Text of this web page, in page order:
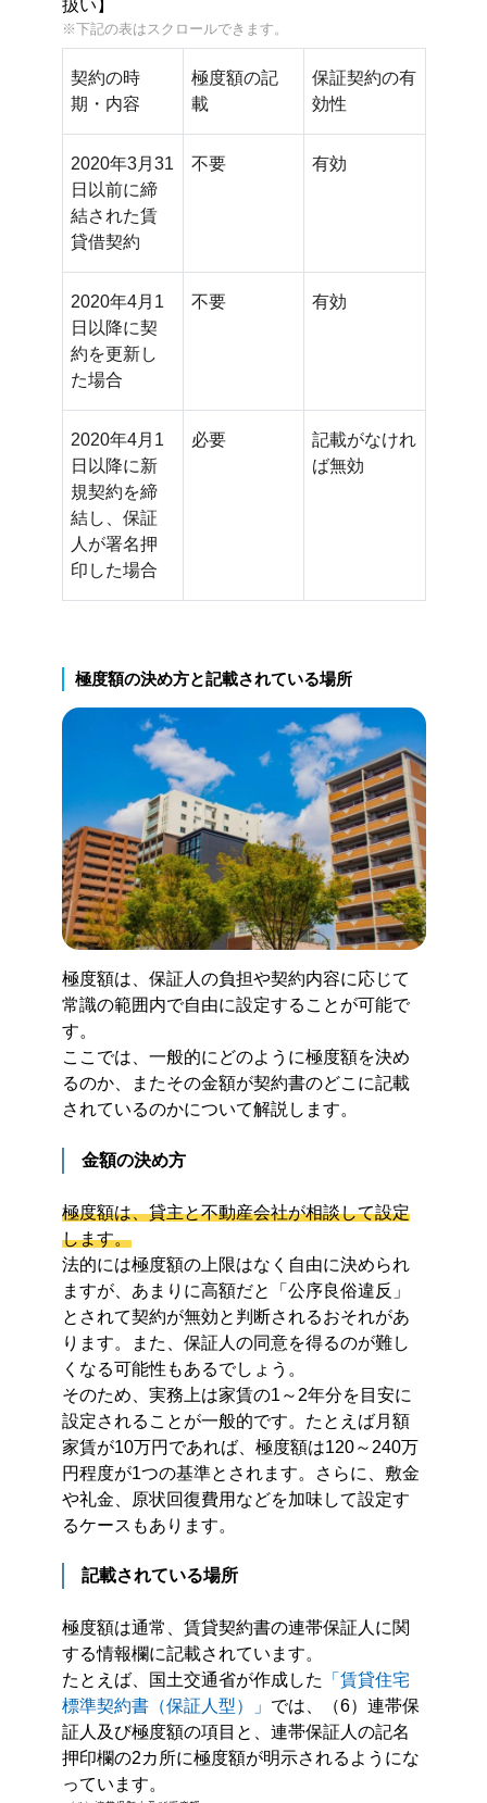
扱い】
契約の時
期・内容
極度額の記
載
保証契約の有
効性
2020年3月31
日以前に締
結された賃
貸借契約
不要 有効
2020年4月1
日以降に契
約を更新し
た場合
不要 有効
2020年4月1
日以降に新
規契約を締
結し、保証
人が署名押
印した場合
必要
記載がなけれ
ば無効
極度額の決め方と記載されている場所
極度額は、保証人の負担や契約内容に応じて
常識の範囲内で自由に設定することが可能で
す。
ここでは、一般的にどのように極度額を決め
るのか、またその金額が契約書のどこに記載
されているのかについて解説します。
金額の決め方
極度額は、貸主と不動産会社が相談して設定
します。
法的には極度額の上限はなく自由に決められ
ますが、あまりに高額だと「公序良俗違反」
とされて契約が無効と判断されるおそれがあ
ります。また、保証人の同意を得るのが難し
くなる可能性もあるでしょう。
そのため、実務上は家賃の1～2年分を目安に
設定されることが一般的です。たとえば月額
家賃が10万円であれば、極度額は120～240万
円程度が1つの基準とされます。さらに、敷金
や礼金、原状回復費用などを加味して設定す
るケースもあります。
記載されている場所
極度額は通常、賃貸契約書の連帯保証人に関
する情報欄に記載されています。
たとえば、国土交通省が作成した 「賃貸住宅
標準契約書（保証人型）」 では、（6）連帯保
証人及び極度額の項目と、連帯保証人の記名
押印欄の2カ所に極度額が明示されるようにな
っています。